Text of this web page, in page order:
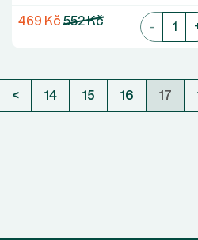
469 Kč 552 Kč -
< 14 15 16 17